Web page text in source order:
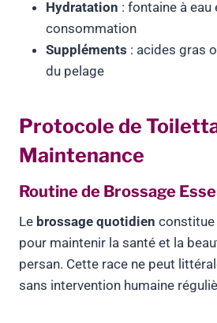
Hydratation : fontaine à
consommation
Suppléments : acides gras
du pelage
Protocole de
Maintenance
Routine de Brossage
Le brossage quotidien constitue
pour maintenir la santé et la
persan. Cette race ne peut
sans intervention humaine